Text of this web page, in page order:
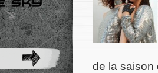
de la saison